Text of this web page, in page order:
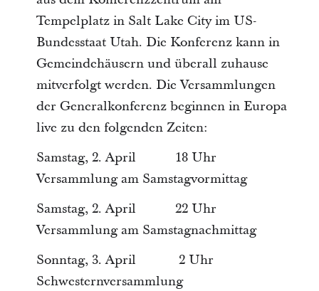
Tempelplatz in Salt Lake City im US-
Bundesstaat Utah. Die Konferenz kann in
Gemeindehäusern und überall zuhause
mitverfolgt werden. Die Versammlungen
der Generalkonferenz beginnen in Europa
live zu den folgenden Zeiten:
Samstag, 2. April 18 Uhr
Versammlung am Samstagvormittag
Samstag, 2. April 22 Uhr
Versammlung am Samstagnachmittag
Sonntag, 3. April 2 Uhr
Schwesternversammlung